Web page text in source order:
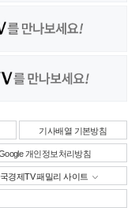
기사배열 기본방침
개인정보처리방침
경제TV 패밀리 사이트